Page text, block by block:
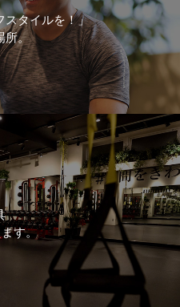
スタイルを！」
所。
す。